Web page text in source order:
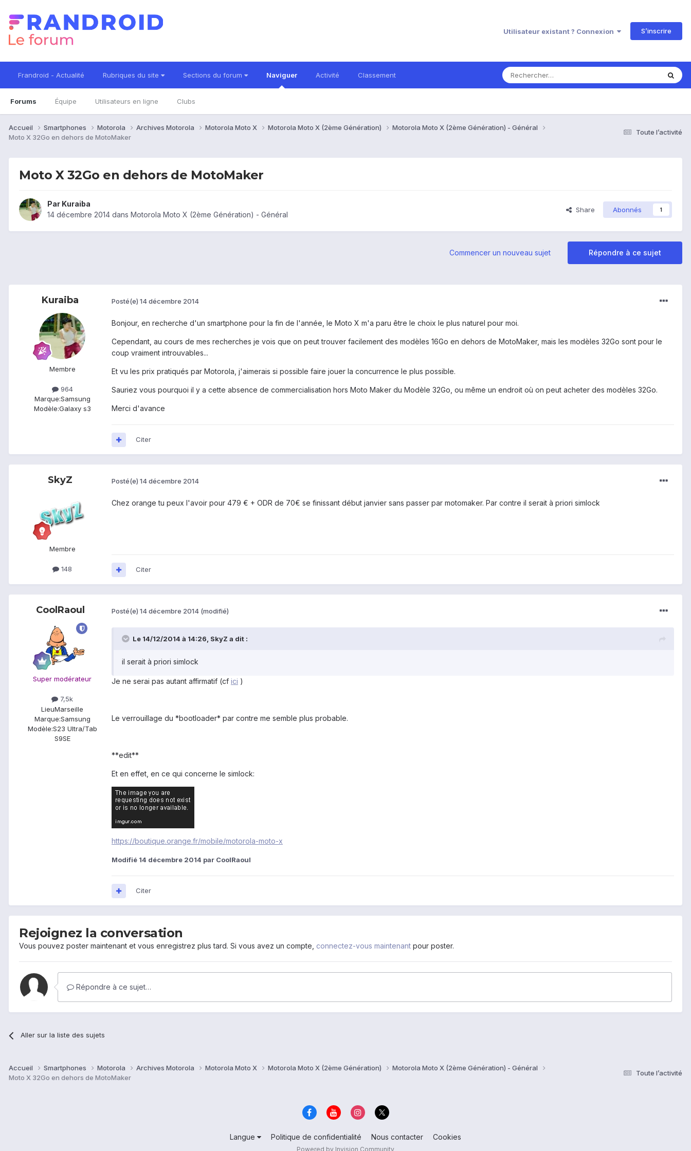
Utilisateur existant ? Connexion S’inscrire
Frandroid - Actualité Rubriques du site Sections du forum Naviguer
Forums Équipe Utilisateurs en ligne Clubs
Activité Classement
Toute l’activité
Accueil Smartphones Motorola Archives Motorola Motorola Moto X Motorola Moto X (2ème Génération)
Motorola Moto X (2ème Génération) - Général
Moto X 32Go en dehors de MotoMaker
Moto X 32Go en dehors de MotoMaker
Par Kuraiba
14 décembre 2014 dans Motorola Moto X (2ème Génération) - Général
Share Abonnés 1
Répondre à ce sujet
Commencer un nouveau sujet
Kuraiba
Membre
964
Marque:Samsung
Modèle:Galaxy s3
Posté(e) 14 décembre 2014
Bonjour, en recherche d'un smartphone pour la fin de l'année, le Moto X m'a paru être le choix le plus naturel pour moi.
Cependant, au cours de mes recherches je vois que on peut trouver facilement des modèles 16Go en dehors de MotoMaker, mais les modèles 32Go sont pour le
coup vraiment introuvables...
Et vu les prix pratiqués par Motorola, j'aimerais si possible faire jouer la concurrence le plus possible.
Sauriez vous pourquoi il y a cette absence de commercialisation hors Moto Maker du Modèle 32Go, ou même un endroit où on peut acheter des modèles 32Go.
Merci d'avance
Citer
SkyZ
Membre
148
Posté(e) 14 décembre 2014
Chez orange tu peux l'avoir pour 479 € + ODR de 70€ se finissant début janvier sans passer par motomaker. Par contre il serait à priori simlock
Citer
CoolRaoul
Super modérateur
7,5k
LieuMarseille
Marque:Samsung
Modèle:S23 Ultra/Tab
S9SE
Posté(e) 14 décembre 2014 (modifié)
Le 14/12/2014 à 14:26, SkyZ a dit :
il serait à priori simlock
Je ne serai pas autant affirmatif (cf ici )
Le verrouillage du *bootloader* par contre me semble plus probable.
**edit**
Et en effet, en ce qui concerne le simlock:
https://boutique.orange.fr/mobile/motorola-moto-x
Modifié 14 décembre 2014 par CoolRaoul
Citer
Rejoignez la conversation
Vous pouvez poster maintenant et vous enregistrez plus tard. Si vous avez un compte, connectez-vous maintenant pour poster.
Répondre à ce sujet…
Aller sur la liste des sujets
Toute l’activité
Accueil Smartphones Motorola Archives Motorola Motorola Moto X Motorola Moto X (2ème Génération)
Motorola Moto X (2ème Génération) - Général
Moto X 32Go en dehors de MotoMaker
Langue Politique de confidentialité Nous contacter Cookies
Powered by Invision Community